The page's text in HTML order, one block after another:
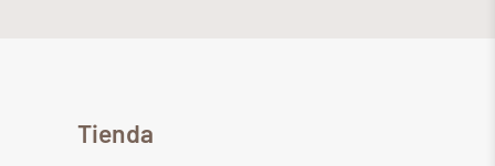
Tienda